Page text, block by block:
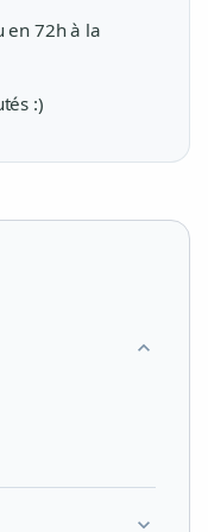
en 72h à la
:)
expand_more
expand_more